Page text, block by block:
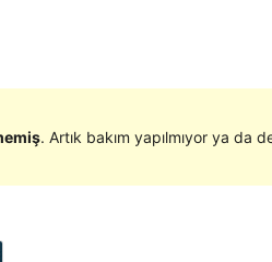
. Artık bakım yapılmıyor ya da